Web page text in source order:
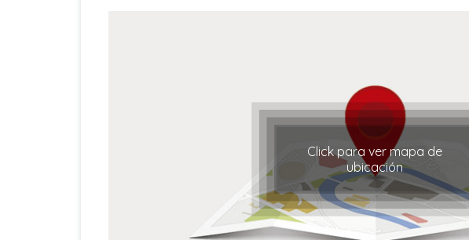
Click para ver mapa de
ubicación